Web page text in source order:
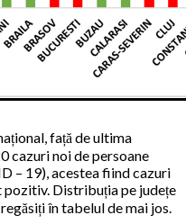
față de ultima
cazuri noi de persoane
– 19), acestea fiind cazuri
pozitiv. Distribuția pe județe
în tabelul de mai jos.